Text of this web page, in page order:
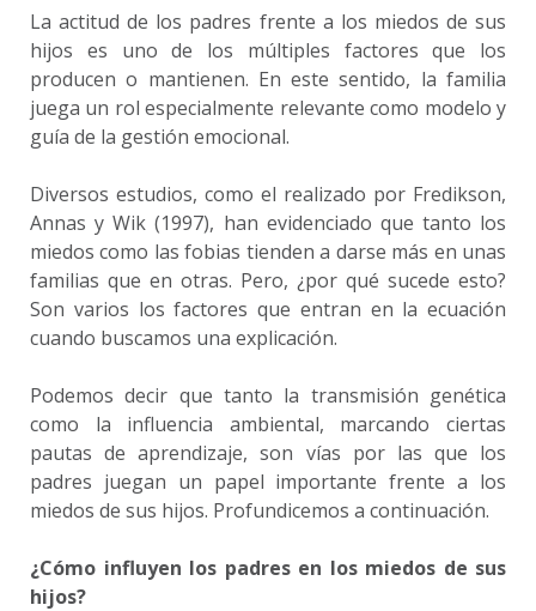
La actitud de los padres frente a los miedos de sus
hijos es uno de los múltiples factores que los
producen o mantienen. En este sentido, la familia
juega un rol especialmente relevante como modelo y
guía de la gestión emocional.
Diversos estudios, como el realizado por Fredikson,
Annas y Wik (1997), han evidenciado que tanto los
miedos como las fobias tienden a darse más en unas
familias que en otras. Pero, ¿por qué sucede esto?
Son varios los factores que entran en la ecuación
cuando buscamos una explicación.
Podemos decir que tanto la transmisión genética
como la influencia ambiental, marcando ciertas
pautas de aprendizaje, son vías por las que los
padres juegan un papel importante frente a los
miedos de sus hijos. Profundicemos a continuación.
¿Cómo influyen los padres en los miedos de sus
hijos?